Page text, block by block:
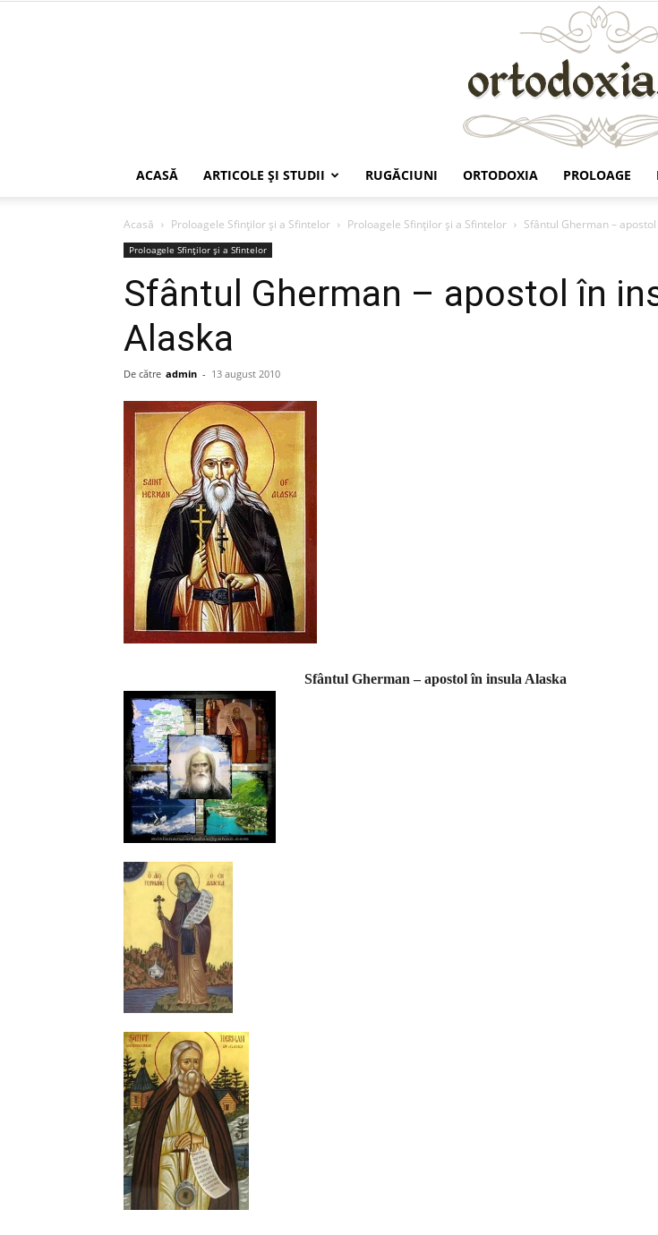
ACASĂ ARTICOLE ŞI STUDII RUGĂCIUNI ORTODOXIA PROLOAGE
Acasă Proloagele Sfinților și a Sfintelor Proloagele Sfinților și a Sfintelor Sfântul Gherman –
Proloagele Sfinților și a Sfintelor
Sfântul Gherman – apostol în
Alaska
De către admin - 13 august 2010
Sfântul Gherman – apostol în insula Alaska